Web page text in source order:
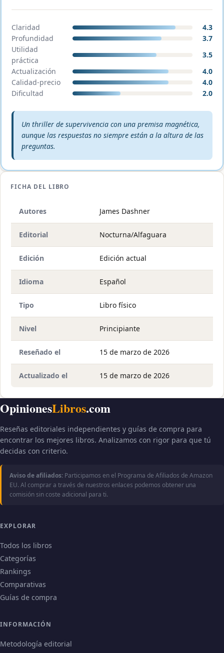
Claridad
4.3
Profundidad
3.7
Utilidad
práctica
3.5
Actualización
4.0
Calidad-precio
4.0
Dificultad
2.0
Veredicto editorial:
Un thriller de supervivencia con una premisa magnética,
aunque las respuestas no siempre están a la altura de las
preguntas.
FICHA DEL LIBRO
Autores James Dashner
Editorial Nocturna/Alfaguara
Edición Edición actual
Idioma Español
Tipo Libro físico
Nivel Principiante
Reseñado el 15 de marzo de 2026
Actualizado el 15 de marzo de 2026
OpinionesLibros.com
Reseñas editoriales independientes y guías de compra para
encontrar los mejores libros. Analizamos con rigor para que tú
decidas con criterio.
Aviso de afiliados: Participamos en el Programa de Afiliados de Amazon
EU. Al comprar a través de nuestros enlaces podemos obtener una
comisión sin coste adicional para ti.
EXPLORAR
Todos los libros
Categorías
Rankings
Comparativas
Guías de compra
INFORMACIÓN
Metodología editorial